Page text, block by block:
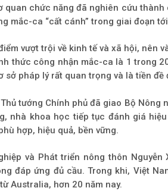
quan chức năng đã nghiên cứu thành
mắc-ca “cất cánh” trong giai đoạn
vượt trội về kinh tế và xã hội, nên
thức công nhận mắc-ca là 1 trong
sở pháp lý rất quan trọng và là tiền
tướng Chính phủ đã giao Bộ Nông
nhà khoa học tiếp tục đánh giá
hợp, hiệu quả, bền vững.
và Phát triển nông thôn
đáp ứng đủ cầu. Trong khi, Việt
Australia, hơn 20 năm nay.